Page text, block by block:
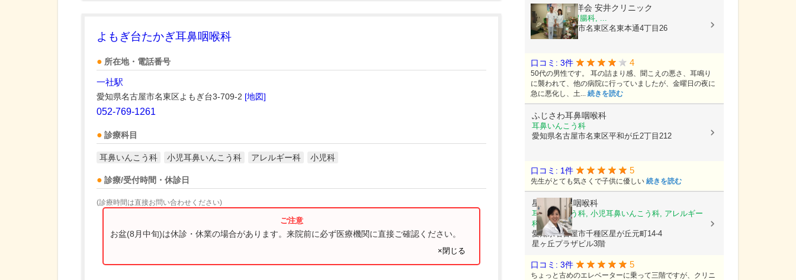
よもぎ台たかぎ耳鼻咽喉科
所在地・電話番号
一社駅
愛知県名古屋市名東区よもぎ台3-709-2 [地図]
052-769-1261
診療科目
耳鼻いんこう科 小児耳鼻いんこう科 アレルギー科 小児科
診療/受付時間・休診日
(診療時間は直接お問い合わせください)
お盆(8月中旬)は休診・休業の場合があります。来院前に必ず医療機関に直接ご確認ください。
×閉じる
医療法人 貞洋会 安井クリニック
内科, 外科, 胃腸科, ...
愛知県名古屋市名東区名東本通4丁目26
口コミ: 3件 4
50代の男性です。 耳の詰まり感、聞こえの悪さ、耳鳴り
に襲われて、他の病院に行っていましたが、金曜日の夜に
急に悪化し、土... 続きを読む
ふじさわ耳鼻咽喉科
耳鼻いんこう科
愛知県名古屋市名東区平和が丘2丁目212
口コミ: 1件 5
先生がとても気さくで子供に優しい 続きを読む
星が丘耳鼻咽喉科
耳鼻いんこう科, 小児耳鼻いんこう科, アレルギー
科
愛知県名古屋市千種区星が丘元町14-4
星ヶ丘プラザビル3階
口コミ: 3件 5
ちょっと古めのエレベーターに乗って三階ですが、クリニ